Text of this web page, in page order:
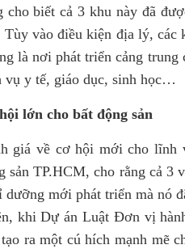
cho biết cả 3 khu này đã
Tùy vào điều kiện địa lý, các
là nơi phát triển cảng
vụ y tế, giáo dục, sinh học…
lớn cho bất động sản
giá về cơ hội mới cho lĩnh
sản TP.HCM, cho rằng cả 3
dưỡng mới phát triển mà nó
khi Dự án Luật Đơn vị
ra một cú hích mạnh mẽ